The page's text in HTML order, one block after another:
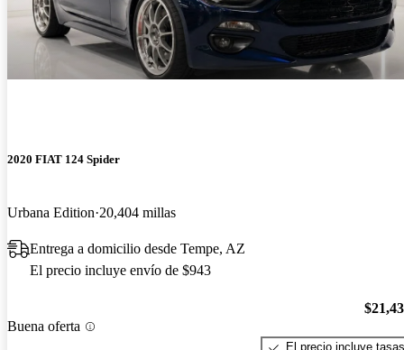
2020 FIAT 124 Spider
Urbana Edition 20,404 millas
Entrega a domicilio desde Tempe, AZ
El precio incluye envío de $943
Buena oferta
El precio incluye tasas